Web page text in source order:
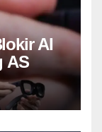
AI
AS